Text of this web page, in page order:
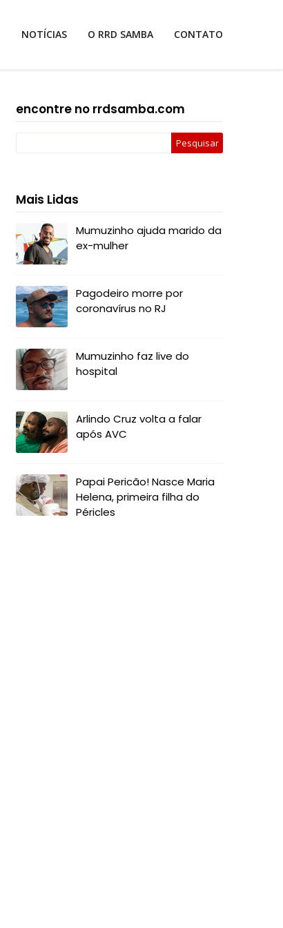
NOTÍCIAS O RRD SAMBA CONTATO
encontre no rrdsamba.com
Mais Lidas
Mumuzinho ajuda marido da
ex-mulher
Pagodeiro morre por
coronavírus no RJ
Mumuzinho faz live do
hospital
Arlindo Cruz volta a falar
após AVC
Papai Pericão! Nasce Maria
Helena, primeira filha do
Péricles